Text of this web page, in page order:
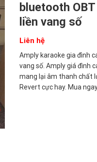
bluetooth
liền vang số
Liên hệ
Amply karaoke gia đình
vang số. Amply giá đình
mang lại âm thanh chất
Revert cực hay. Mua